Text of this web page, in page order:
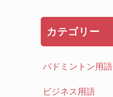
カテゴリー
バドミントン用語
ビジネス用語